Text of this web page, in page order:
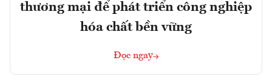
thương mại để phát triển công nghiệp
hóa chất bền vững
Đọc ngay